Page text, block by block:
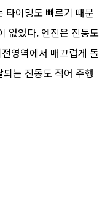
타이밍도 빠르기 때문
없었다. 엔진은 진동도
영역에서 매끄럽게 돌
는 진동도 적어 주행